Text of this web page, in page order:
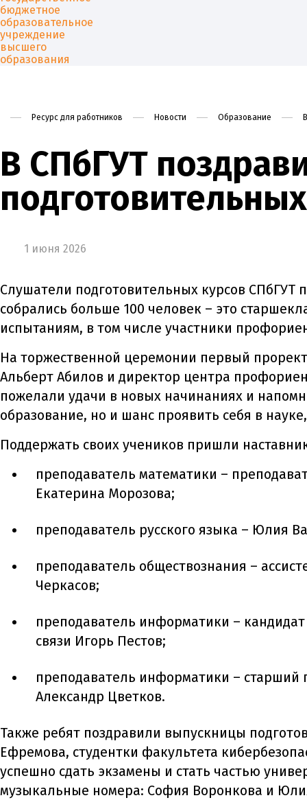
Ресурс для работников Новости Образование
В СПбГУТ
1 июня 2026
Слушатели подготовительных курсов СПбГУТ
собрались больше 100 человек – это
испытаниям, в том числе участники
На торжественной церемонии первый
Альберт Абилов и директор центра
пожелали удачи в новых начинаниях и
образование, но и шанс проявить себя в
Поддержать своих учеников пришли
преподаватель математики –
Екатерина Морозова;
преподаватель русского языка – Юлия
преподаватель обществознания –
Черкасов;
преподаватель информатики –
связи Игорь Пестов;
преподаватель информатики –
Александр Цветков.
Также ребят поздравили выпускницы
Ефремова, студентки факультета
успешно сдать экзамены и стать частью
музыкальные номера: София Воронкова и